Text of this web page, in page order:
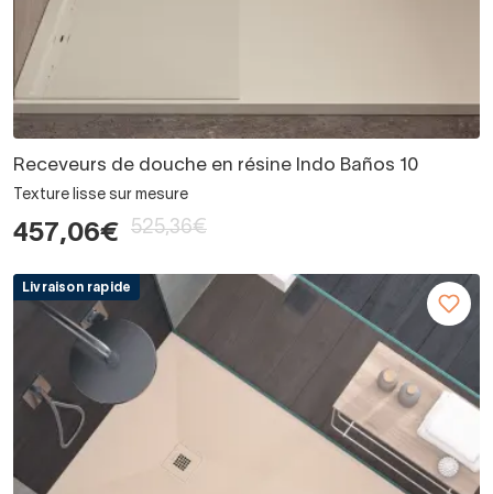
Receveurs de douche en résine Indo Baños 10
Texture lisse sur mesure
457,06€ 525,36€
Livraison rapide